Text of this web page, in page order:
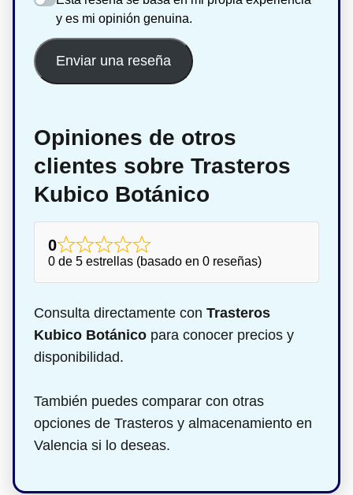
y es mi opinión genuina.
Enviar una reseña
Opiniones de otros
clientes sobre Trasteros
Kubico Botánico
0
0 de 5 estrellas (basado en 0 reseñas)
Consulta directamente con Trasteros
Kubico Botánico para conocer precios y
disponibilidad.
También puedes comparar con otras
opciones de Trasteros y almacenamiento en
Valencia si lo deseas.